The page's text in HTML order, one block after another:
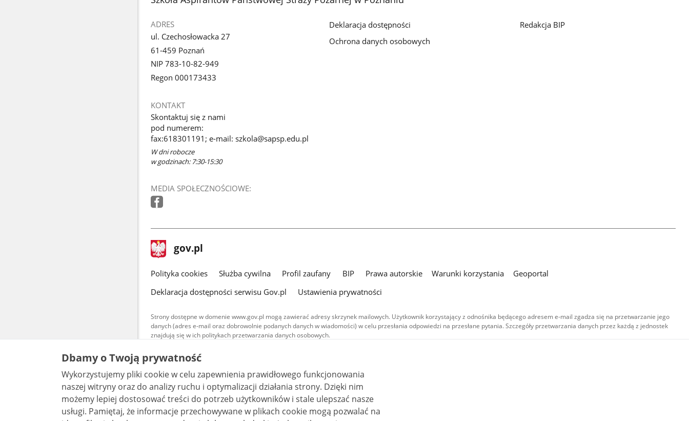
ADRES
ul. Czechosłowacka 27
61-459 Poznań
NIP 783-10-82-949
Regon 000173433
KONTAKT
Skontaktuj się z nami
pod numerem:
fax:618301191; e-mail: szkola@sapsp.edu.pl
W dni robocze
w godzinach: 7:30-15:30
MEDIA SPOŁECZNOŚCIOWE:
Deklaracja dostępności
Ochrona danych osobowych
Redakcja BIP
stopka
gov.pl Strona
gov.pl
gov.pl
Polityka cookies Służba cywilna Profil zaufany BIP Prawa autorskie Warunki korzystania
Geoportal
Deklaracja dostępności serwisu Gov.pl
Ustawienia prywatności
Strony dostępne w domenie www.gov.pl mogą zawierać adresy skrzynek mailowych. Użytkownik korzystający z odnośnika będącego adresem e-mail zgadza się na przetwarzanie jego
danych (adres e-mail oraz dobrowolnie podanych danych w wiadomości) w celu przesłania odpowiedzi na przesłane pytania. Szczegóły przetwarzania danych przez każdą z jednostek
znajdują się w ich politykach przetwarzania danych osobowych.
Treści tekstowe publikowane w serwisie (z wyłączeniem treści audiowizualnych), są
udostępniane na licencji typu Creative Commons: uznanie autorstwa - na tych samych
warunkach 4.0 (CC BY-SA 4.0). Materiały audiowizualne, w tym zdjęcia, materiały audio i wideo,
są udostępniane na licencji typu Creative Commons: uznanie autorstwa użycie niekomercyjne -
bez utworów zależnych 4.0 (CC BY-NC-ND 4.0), o ile nie jest to stwierdzone inaczej.
Dbamy o Twoją prywatność
Wykorzystujemy pliki cookie w celu zapewnienia prawidłowego funkcjonowania
naszej witryny oraz do analizy ruchu i optymalizacji działania strony. Dzięki nim
możemy lepiej dostosować treści do potrzeb użytkowników i stale ulepszać nasze
usługi. Pamiętaj, że informacje przechowywane w plikach cookie mogą pozwalać na